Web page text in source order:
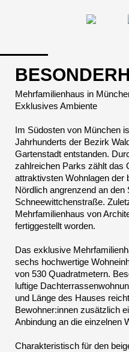
Mehrfamilienhaus in
Exklusives Ambiente
Im Südosten von München
Jahrhunderts der Bezirk
Gartenstadt entstanden.
zahlreichen Parks zählt das
attraktivsten Wohnlagen der
Nördlich angrenzend an den
Schneewittchenstraße.
Mehrfamilienhaus von
fertiggestellt worden.
Das exklusive
sechs hochwertige
von 530 Quadratmetern.
luftige
und Länge des Hauses
Bewohner:innen zusätzlich
Anbindung an die einzelnen
Charakteristisch für den